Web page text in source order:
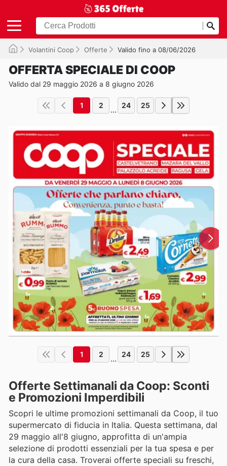
Volantini Coop Offerte Valido fino a 08/06/2026
OFFERTA SPECIALE DI COOP
Valido dal 29 maggio 2026 a 8 giugno 2026
1 2 ... 24 25
1 2 ... 24 25
Offerte Settimanali da Coop: Sconti
e Promozioni Imperdibili
Scopri le ultime promozioni settimanali da Coop, il tuo
supermercato di fiducia in Italia. Questa settimana, dal
29 maggio all'8 giugno, approfitta di un'ampia
selezione di prodotti essenziali per la tua spesa e per
la cura della casa. Troverai offerte speciali su freschi,